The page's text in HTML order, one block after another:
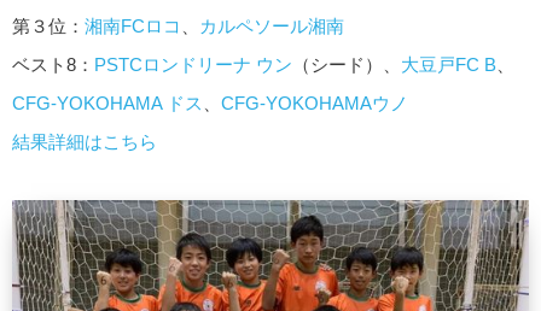
第３位： 湘南FCロコ
カルペソール湘南
ベスト8： PSTCロンドリーナ ウン （シード）、 大豆戸FC B
CFG-YOKOHAMA ドス
CFG-YOKOHAMAウノ
結果詳細はこちら